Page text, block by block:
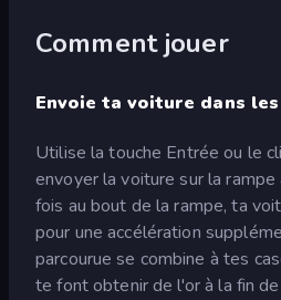
Comment jouer
Envoie ta voiture dans
Utilise la touche Entrée ou le
envoyer la voiture sur la
fois au bout de la rampe, ta
pour une accélération
parcourue se combine à tes
te font obtenir de l'or à la fin de